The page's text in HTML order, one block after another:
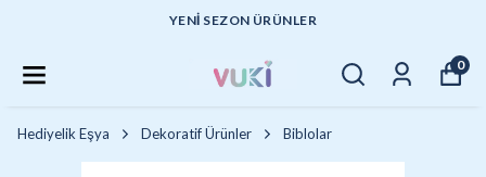
YENI SEZON ÜRÜNLER
0
Hediyelik Eşya Dekoratif Ürünler Biblolar